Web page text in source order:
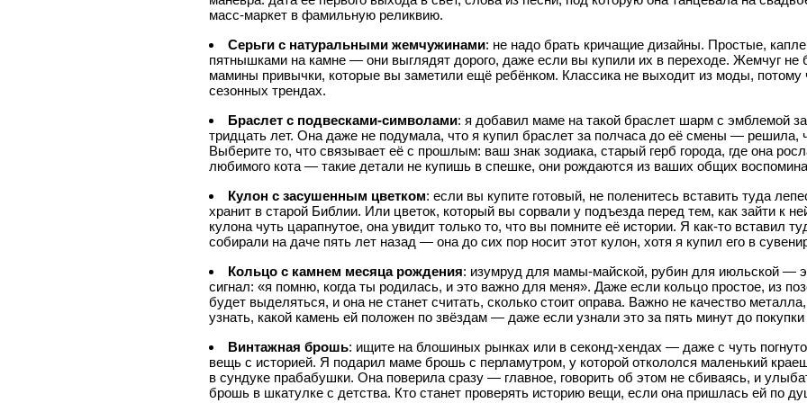
масс-маркет в фамильную реликвию.
Серьги с натуральными жемчужинами: не надо брать кричащие дизайны. Простые,
пятнышками на камне — они выглядят дорого, даже если вы купили их в переходе. Жемчуг не
мамины привычки, которые вы заметили ещё ребёнком. Классика не выходит из моды, потому
сезонных трендах.
Браслет с подвесками-символами: я добавил маме на такой браслет шарм с эмблемой
тридцать лет. Она даже не подумала, что я купил браслет за полчаса до её смены — решила,
Выберите то, что связывает её с прошлым: ваш знак зодиака, старый герб города, где она
любимого кота — такие детали не купишь в спешке, они рождаются из ваших общих
Кулон с засушенным цветком: если вы купите готовый, не поленитесь вставить туда
хранит в старой Библии. Или цветок, который вы сорвали у подъезда перед тем, как зайти к
кулона чуть царапнутое, она увидит только то, что вы помните её истории. Я как-то вставил
собирали на даче пять лет назад — она до сих пор носит этот кулон, хотя я купил его в
Кольцо с камнем месяца рождения: изумруд для мамы-майской, рубин для июльской —
сигнал: «я помню, когда ты родилась, и это важно для меня». Даже если кольцо простое, из
будет выделяться, и она не станет считать, сколько стоит оправа. Важно не качество
узнать, какой камень ей положен по звёздам — даже если узнали это за пять минут до
Винтажная брошь: ищите на блошиных рынках или в секонд-хендах — даже с чуть
вещь с историей. Я подарил маме брошь с перламутром, у которой откололся маленький
в сундуке прабабушки. Она поверила сразу — главное, говорить об этом не сбиваясь, и
брошь в шкатулке с детства. Кто станет проверять историю вещи, если она пришлась ей по